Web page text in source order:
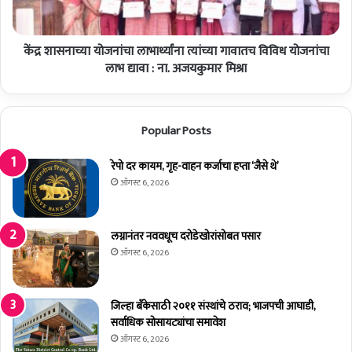
स्ती
व
क
क
रा
वे
ज
नां
र्थ्यां
च्या
गा
वा
च
वि
वि
ध
यो
ज
नां
चा
ला
केंद्र शासनाच्या योजनांचा लाभार्थ्यांना त्यांच्या गावातच विविध योजनांचा
लाभ द्यावा : ना. अजयकुमार मिश्रा
Popular Posts
रेपो दर कायम, गृह-वाहन कर्जाचा हप्ता ‘जैसे थे’
ऑगस्ट 6, 2026
लग्नानंतर नववधूच दरोडेखोरांसोबत पसार
ऑगस्ट 6, 2026
जिल्हा बँकेसाठी २०११ संस्थांचे ठराव; भाजपची आघाडी,
सर्वाधिक सोसायट्यांचा समावेश
ऑगस्ट 6, 2026